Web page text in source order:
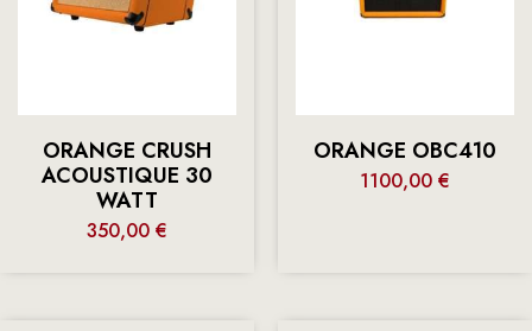
ORANGE CRUSH
ACOUSTIQUE 30
WATT
350,00 €
ORANGE OBC410
1100,00 €